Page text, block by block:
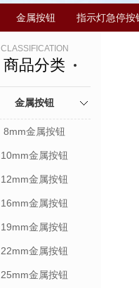
金属按钮 指示灯急停按
CLASSIFICATION
商品分类
金属按钮
8mm金属按钮
10mm金属按钮
12mm金属按钮
16mm金属按钮
19mm金属按钮
22mm金属按钮
25mm金属按钮